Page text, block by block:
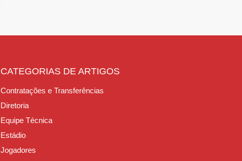
CATEGORIAS DE ARTIGOS
Contratações e Transferências
Diretoria
Equipe Técnica
Estádio
Jogadores